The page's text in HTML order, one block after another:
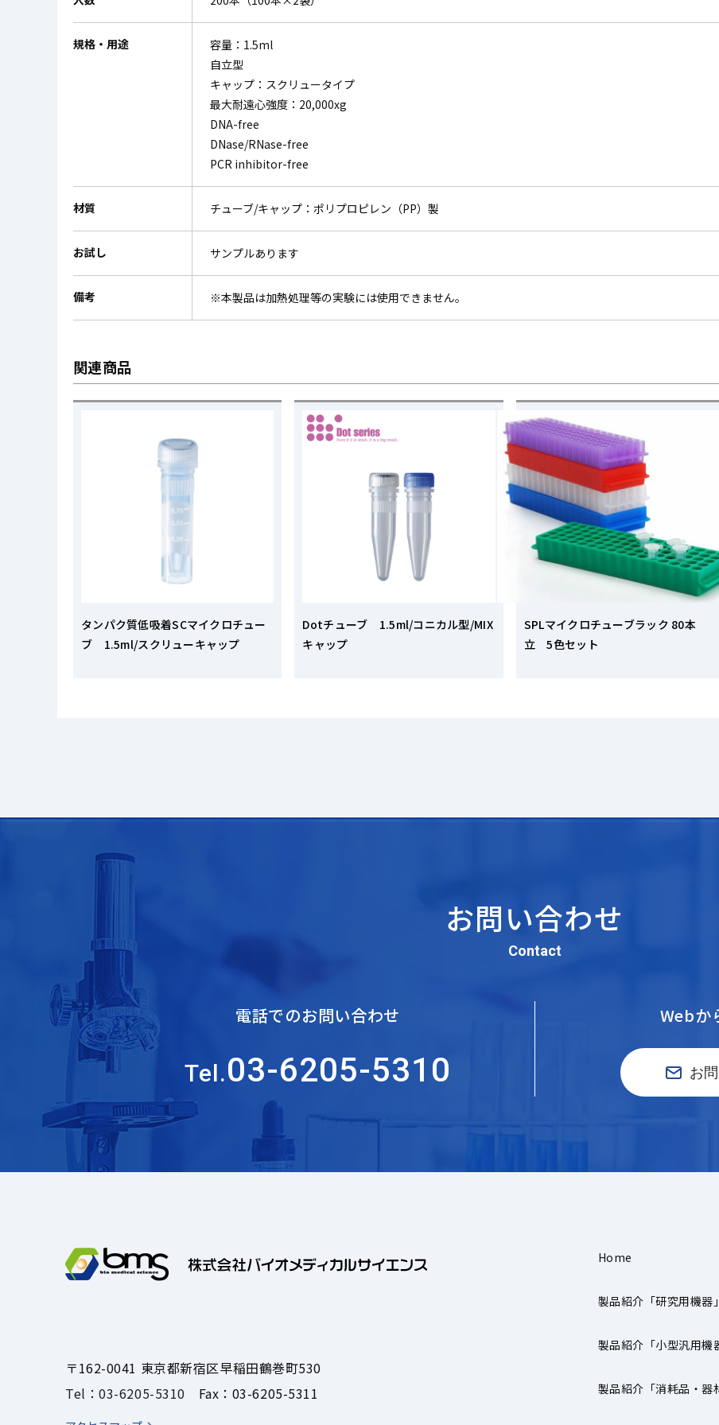
規格・用途
容量：1.5ml
自立型
キャップ：スクリュータイプ
最大耐遠心強度：20,000xg
DNA-free
DNase/RNase-free
PCR inhibitor-free
材質 チューブ/キャップ：ポリプロピレン（PP）製
お試し サンプルあります
備考 ※本製品は加熱処理等の実験には使用できません。
関連商品
タンパク質低吸着SCマイクロチュー
ブ 1.5ml/スクリューキャップ
Dotチューブ 1.5ml/コニカル型/MIX
キャップ
SPLマイクロチューブラック 80本
立 5色セット
お問い合わせ
Contact
電話でのお問い合わせ
Tel.03-6205-5310
Webか
お
〒162-0041 東京都新宿区早稲田鶴巻町530
Tel：03-6205-5310 Fax：03-6205-5311
Home
製品紹介「研究用機器」
製品紹介「小型汎用機
製品紹介「消耗品・器